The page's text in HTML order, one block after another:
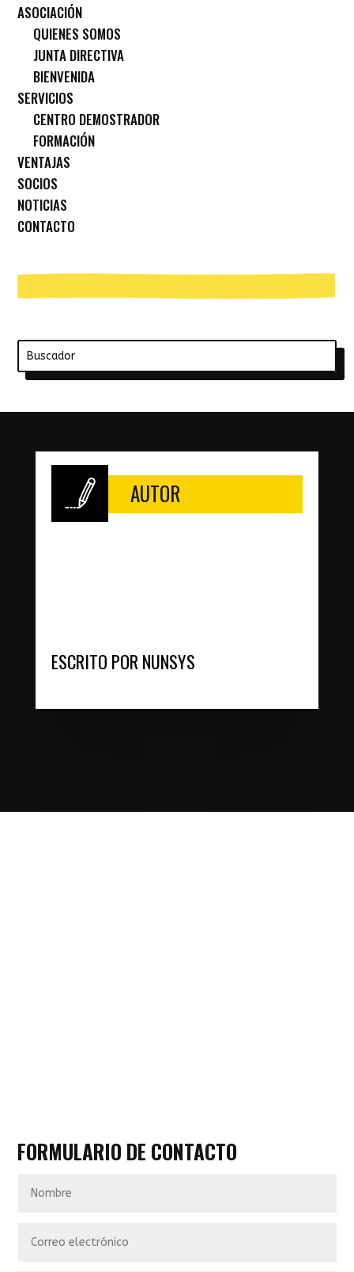
ASOCIACIÓN
QUIENES SOMOS
JUNTA DIRECTIVA
BIENVENIDA
SERVICIOS
CENTRO DEMOSTRADOR
FORMACIÓN
VENTAJAS
SOCIOS
NOTICIAS
CONTACTO
Buscar:
AUTOR
ESCRITO POR NUNSYS
FORMULARIO DE CONTACTO
electrónico